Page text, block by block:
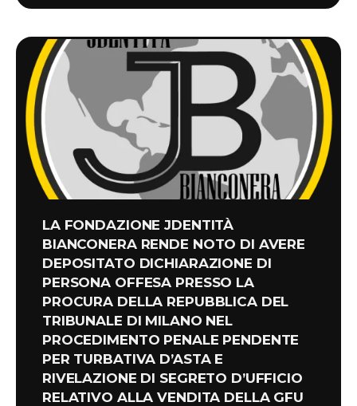
LA FONDAZIONE JDENTITÀ
BIANCONERA RENDE NOTO DI AVERE
DEPOSITATO DICHIARAZIONE DI
PERSONA OFFESA PRESSO LA
PROCURA DELLA REPUBBLICA DEL
TRIBUNALE DI MILANO NEL
PROCEDIMENTO PENALE PENDENTE
PER TURBATIVA D’ASTA E
RIVELAZIONE DI SEGRETO D’UFFICIO
RELATIVO ALLA VENDITA DELLA GFU